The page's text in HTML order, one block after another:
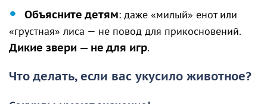
Объясните детям: даже «милый» енот или
«грустная» лиса — не повод для прикосновений.
Дикие звери — не для игр.
Что делать, если вас укусило животное?